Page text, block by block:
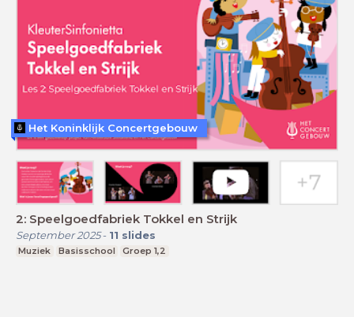
2: Speelgoedfabriek Tokkel en Strijk
September 2025- 11 slides
Muziek Basisschool Groep 1,2
Het Koninklijk Concertgebouw